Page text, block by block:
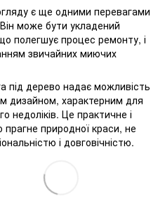
є ще одними перевагами
Він може бути укладений
полегшує процес ремонту, і
звичайних миючих
під дерево надає можливість
дизайном, характерним для
недоліків. Це практичне і
природної краси, не
і довговічністю.